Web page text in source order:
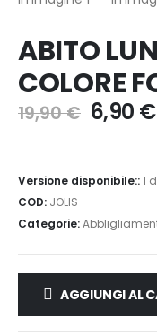
ABITO
COLORE
19,90€ 6,90 €
Versione disponibile::1
COD: JOLIS
Categorie:
AGGIUNGI AL